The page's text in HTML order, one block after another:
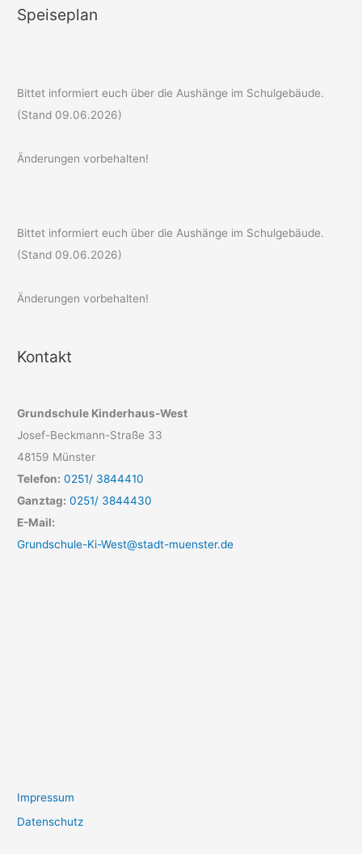
Speiseplan
Bittet informiert euch über die Aushänge im Schulgebäude.
(Stand 09.06.2026)
Änderungen vorbehalten!
Bittet informiert euch über die Aushänge im Schulgebäude.
(Stand 09.06.2026)
Änderungen vorbehalten!
Kontakt
Grundschule Kinderhaus-West
Josef-Beckmann-Straße 33
48159 Münster
Telefon: 0251/ 3844410
Ganztag: 0251/ 3844430
E-Mail:
Grundschule-Ki-West@stadt-muenster.de
Impressum
Datenschutz